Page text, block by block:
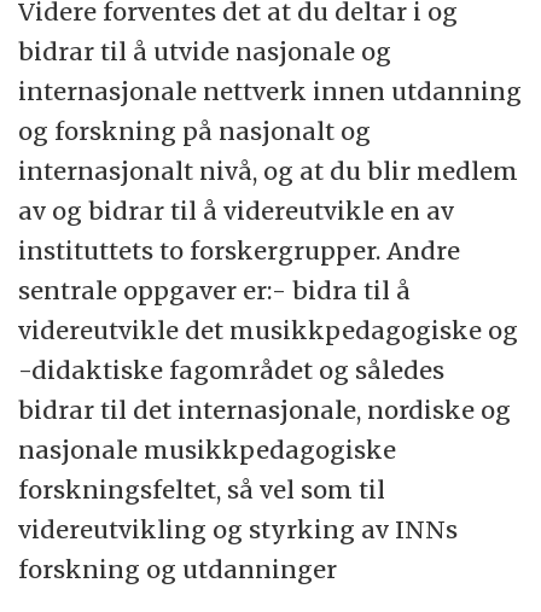
Videre forventes det at du deltar i og
bidrar til å utvide nasjonale og
internasjonale nettverk innen utdanning
og forskning på nasjonalt og
internasjonalt nivå, og at du blir medlem
av og bidrar til å videreutvikle en av
instituttets to forskergrupper. Andre
sentrale oppgaver er:- bidra til å
videreutvikle det musikkpedagogiske og
-didaktiske fagområdet og således
bidrar til det internasjonale, nordiske og
nasjonale musikkpedagogiske
forskningsfeltet, så vel som til
videreutvikling og styrking av INNs
forskning og utdanninger